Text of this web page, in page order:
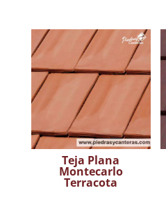
Teja Plana
Montecarlo
Terracota